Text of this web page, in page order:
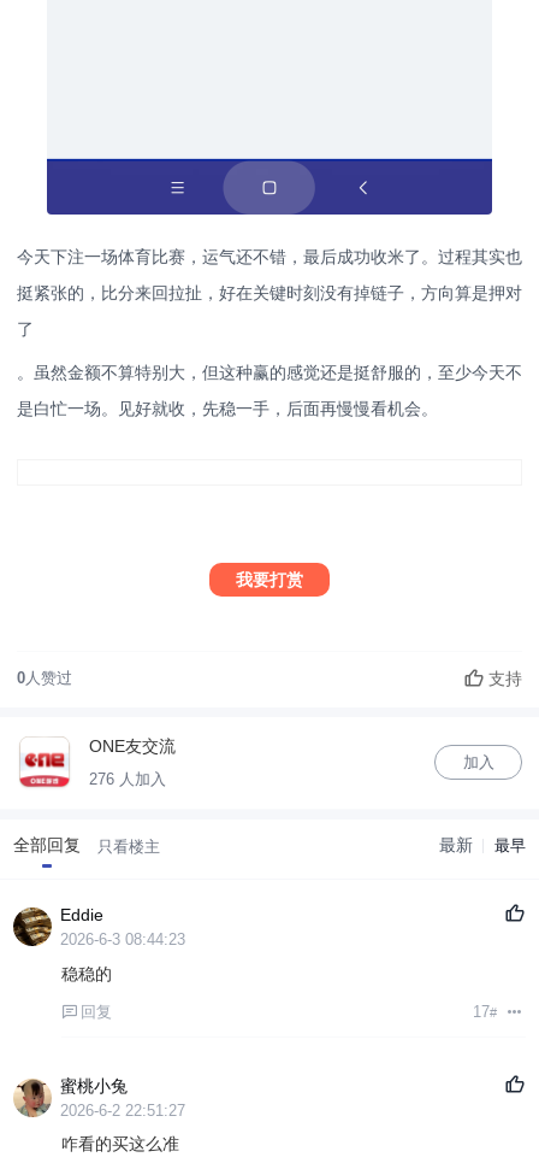
今天下注一场体育比赛，运气还不错，最后成功收米了。过程其实也
挺紧张的，比分来回拉扯，好在关键时刻没有掉链子，方向算是押对
了
。虽然金额不算特别大，但这种赢的感觉还是挺舒服的，至少今天不
是白忙一场。见好就收，先稳一手，后面再慢慢看机会。
我要打赏
0人赞过 支持
ONE友交流
276 人加入
加入
全部回复 只看楼主 最新 最早
Eddie
2026-6-3 08:44:23
稳稳的
回复 17#
蜜桃小兔
2026-6-2 22:51:27
咋看的买这么准